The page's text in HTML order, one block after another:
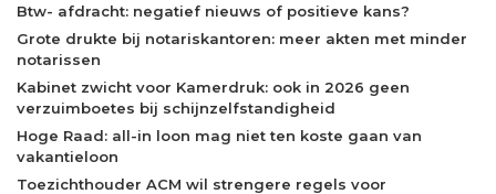
Btw- afdracht: negatief nieuws of positieve kans?
Grote drukte bij notariskantoren: meer akten met minder
notarissen
Kabinet zwicht voor Kamerdruk: ook in 2026 geen
verzuimboetes bij schijnzelfstandigheid
Hoge Raad: all-in loon mag niet ten koste gaan van
vakantieloon
Toezichthouder ACM wil strengere regels voor